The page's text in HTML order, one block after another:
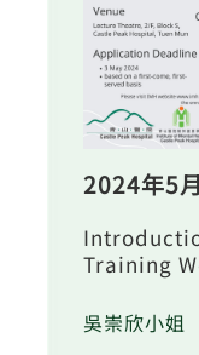
2024年5
Training
吳崇欣小姐